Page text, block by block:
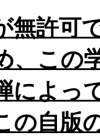
無許可
、この
によっ
の自版